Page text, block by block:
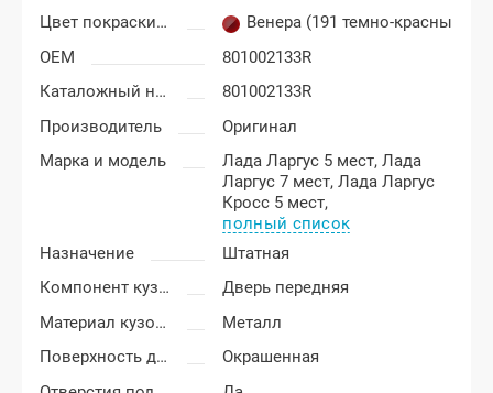
Цвет покраски Лада Ларгус
Венера (191 темно-красный)
OEM
801002133R
Каталожный номер
801002133R
Производитель
Оригинал
Марка и модель
Лада Ларгус 5 мест,Лада
Ларгус 7 мест,Лада Ларгус
Кросс 5 мест,
полный список
Назначение
Штатная
Компонент кузова
Дверь передняя
Материал кузовных деталей
Металл
Поверхность двери
Окрашенная